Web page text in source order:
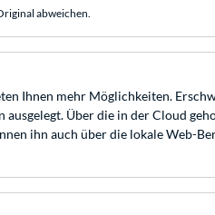
abweichen.
Ihnen mehr Möglichkeiten.
Über die in der Cloud
ihn auch über die lokale Web-